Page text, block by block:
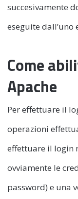
succesivamente
eseguite dall’uno
Come
Apache
Per effettuare il
operazioni
effettuare il login
ovviamente le
password) e una